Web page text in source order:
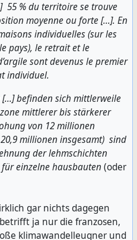
55 % du territoire se trouve
moyenne ou forte [...]. En
individuelles (sur les
pays), le retrait et le
sont devenus le premier
individuel.
befinden sich mittlerweile
mittlerer bis stärkerer
von 12 millionen
millionen insgesamt) sind
der lehmschichten
einzelne hausbauten (oder
gar nichts dagegen
ja nur die franzosen,
klimawandelleugner und